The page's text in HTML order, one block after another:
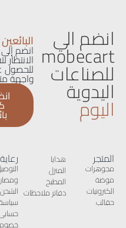
انضم الي
mobecart
للصناعات
اليدوية
اليوم
البائعين
انضم
للحصول
واجهة
المتجر
مجوهرات
موضة
الكترونيات
حقائب
هدايا
المنزل
المطبخ
دفاتر ملاحظات الشحن